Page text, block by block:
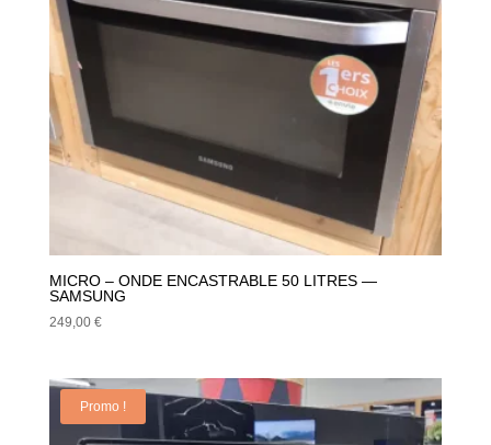
MICRO – ONDE ENCASTRABLE 50 LITRES —
SAMSUNG
249,00 €
Promo !